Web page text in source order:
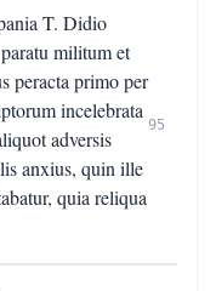
T. Didio
militum et
peracta primo per
incelebrata
adversis
anxius, quin ille
quia reliqua
95